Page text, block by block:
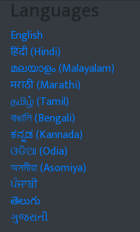
Languages
English
हिंदी (Hindi)
മലയാളം (Malayalam)
मराठी (Marathi)
தமிழ் (Tamil)
বাঙালি (Bengali)
ಕನ್ನಡ (Kannada)
ଓଡିଆ (Odia)
অসমীয়া (Asomiya)
ਪੰਜਾਬੀ
తెలుగు
ગુજરાતી